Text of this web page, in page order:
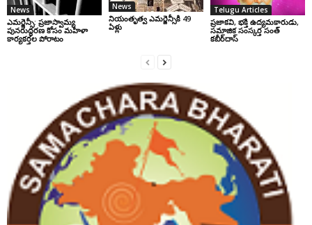
News
ఎమర్జెన్సీ: ప్రజాస్వామ్య
పునరుద్ధరణ కోసం మహిళా
కార్యకర్తల పోరాటం
News
నియంతృత్వ ఎమర్జెన్సీకి 49
ఏళ్లు
Telugu Articles
ప్రజాకవి, భక్తి ఉద్యమకారుడు,
సమాజిక సంస్కర్త సంత్‌
కబీర్‌దాస్‌